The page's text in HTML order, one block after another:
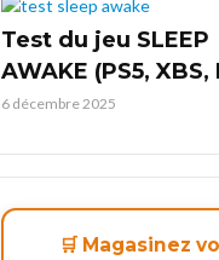
Test du jeu SLEEP
AWAKE (PS5, XBS,
6 décembre 2025
🛒 Magasinez